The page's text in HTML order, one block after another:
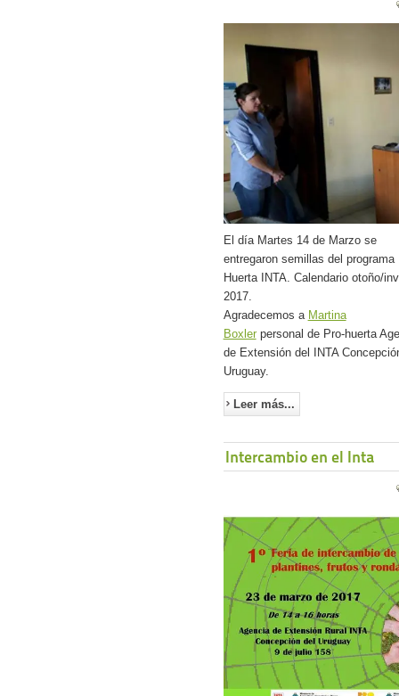
El día Martes 14 de Marzo se
entregaron semillas del programa
Huerta INTA. Calendario otoño/
2017.
Agradecemos a Martina
Boxlerpersonal de Pro-huerta
de Extensión del INTA
Uruguay.
Leer más...
Intercambio en el Inta